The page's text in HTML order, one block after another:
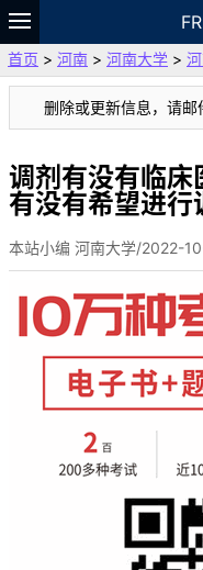
题库
故事 专题
VIP
资料
首页 > 河南 > 河南大学 >
删除或更新信息，请
调剂有没有临
有没有希望进行
本站小编 河南大学/2022-